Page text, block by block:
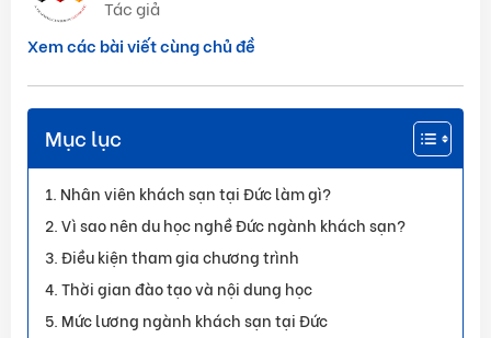
Tác giả
Xem các bài viết cùng chủ đề
Mục lục
Nhân viên khách sạn tại Đức làm gì?
Vì sao nên du học nghề Đức ngành khách sạn?
Điều kiện tham gia chương trình
Thời gian đào tạo và nội dung học
Mức lương ngành khách sạn tại Đức